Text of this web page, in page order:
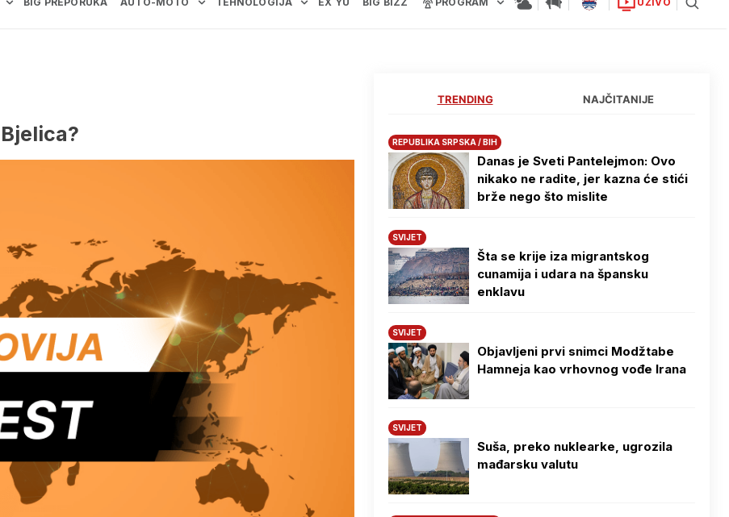
TRENDING NAJČITANIJE
REPUBLIKA SRPSKA / BIH
Danas je Sveti Pantelejmon: Ovo
nikako ne radite, jer kazna će stići
brže nego što mislite
SVIJET
Šta se krije iza migrantskog
cunamija i udara na špansku
enklavu
SVIJET
Objavljeni prvi snimci Modžtabe
Hamneja kao vrhovnog vođe Irana
SVIJET
Suša, preko nuklearke, ugrozila
mađarsku valutu